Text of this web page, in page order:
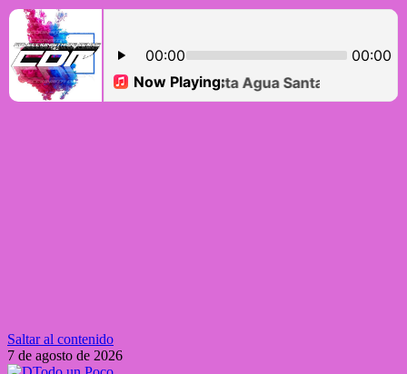
Saltar al contenido
7 de agosto de 2026